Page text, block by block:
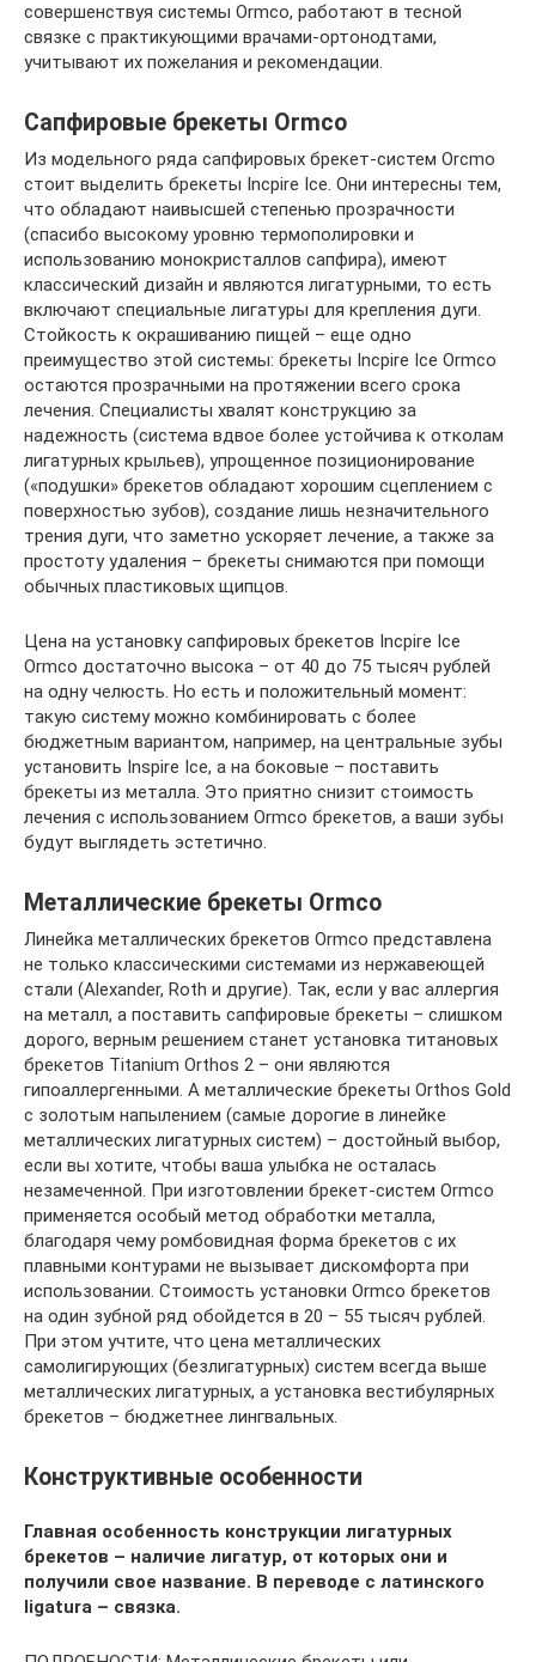
совершенствуя системы Ormco, работают в тесной
связке с практикующими врачами-ортонодтами,
учитывают их пожелания и рекомендации.
Cапфировые брекеты Ormco
Из модельного ряда сапфировых брекет-систем Orcmo
стоит выделить брекеты Incpire Ice. Они интересны тем,
что обладают наивысшей степенью прозрачности
(спасибо высокому уровню термополировки и
использованию монокристаллов сапфира), имеют
классический дизайн и являются лигатурными, то есть
включают специальные лигатуры для крепления дуги.
Стойкость к окрашиванию пищей – еще одно
преимущество этой системы: брекеты Incpire Ice Ormco
остаются прозрачными на протяжении всего срока
лечения. Специалисты хвалят конструкцию за
надежность (система вдвое более устойчива к отколам
лигатурных крыльев), упрощенное позиционирование
(«подушки» брекетов обладают хорошим сцеплением с
поверхностью зубов), создание лишь незначительного
трения дуги, что заметно ускоряет лечение, а также за
простоту удаления – брекеты снимаются при помощи
обычных пластиковых щипцов.
Цена на установку сапфировых брекетов Incpire Ice
Ormco достаточно высока – от 40 до 75 тысяч рублей
на одну челюсть. Но есть и положительный момент:
такую систему можно комбинировать с более
бюджетным вариантом, например, на центральные зубы
установить Inspire Ice, а на боковые – поставить
брекеты из металла. Это приятно снизит стоимость
лечения с использованием Ormco брекетов, а ваши зубы
будут выглядеть эстетично.
Металлические брекеты Ormco
Линейка металлических брекетов Ormco представлена
не только классическими системами из нержавеющей
стали (Alexander, Roth и другие). Так, если у вас аллергия
на металл, а поставить сапфировые брекеты – слишком
дорого, верным решением станет установка титановых
брекетов Titanium Orthos 2 – они являются
гипоаллергенными. А металлические брекеты Orthos Gold
с золотым напылением (самые дорогие в линейке
металлических лигатурных систем) – достойный выбор,
если вы хотите, чтобы ваша улыбка не осталась
незамеченной. При изготовлении брекет-систем Ormco
применяется особый метод обработки металла,
благодаря чему ромбовидная форма брекетов с их
плавными контурами не вызывает дискомфорта при
использовании. Стоимость установки Ormco брекетов
на один зубной ряд обойдется в 20 – 55 тысяч рублей.
При этом учтите, что цена металлических
самолигирующих (безлигатурных) систем всегда выше
металлических лигатурных, а установка вестибулярных
брекетов – бюджетнее лингвальных.
Конструктивные особенности
Главная особенность конструкции лигатурных
брекетов – наличие лигатур, от которых они и
получили свое название. В переводе с латинского
ligatura – связка.